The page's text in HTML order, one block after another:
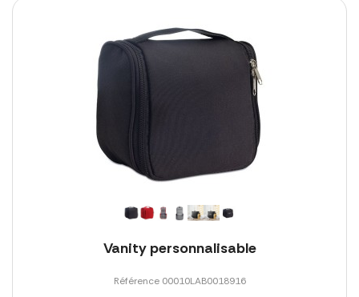
Vanity personnalisable
Référence 00010LAB0018916